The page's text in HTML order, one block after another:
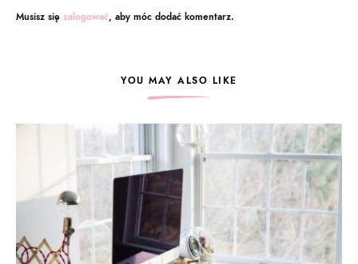
Musisz się zalogować, aby móc dodać komentarz.
YOU MAY ALSO LIKE